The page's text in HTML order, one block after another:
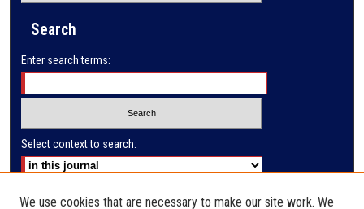
Search
Enter search terms:
Select context to search:
Advanced Search
We use cookies that are necessary to make our site work. We